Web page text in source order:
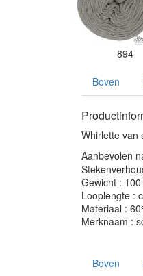
894
Boven
Whirlette van
Aanbevolen
Gewicht :
Looplengte :
Materiaal :
Merknaam :
Boven